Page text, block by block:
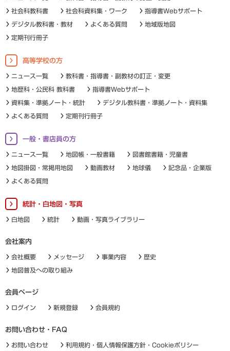
社会科教科書 社会科資料集・ワーク 指導書Webサポート
デジタル教科書・教材 よくある質問 地域版地図
定期刊行冊子
高等学校の方
ニュース一覧 教科書・指導書・副教材の訂正・変更
地歴科・公民科 教科書 指導書Webサポート
資料集・準拠ノート・統計 デジタル教科書・準拠ノート・資料集
よくある質問 定期刊行冊子
一般・書店員の方
ニュース一覧 地図帳・一般書籍 図書館書籍・児童書
地図掛図・常掲用地図 動画教材 地球儀 記念品・企業版
よくある質問
統計・白地図・写真
白地図 統計 動画・写真ライブラリー
会社案内
会社概要 メッセージ 事業内容 歴史
地図普及への取り組み
会員ページ
ログイン 新規登録 会員規約
お問い合わせ・FAQ
お問い合わせ 利用規約・個人情報保護方針・Cookieポリシー